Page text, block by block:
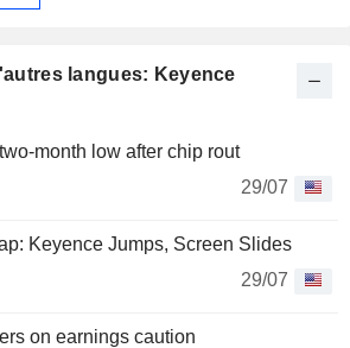
langues: Keyence
month low after chip rout
29/07
Keyence Jumps, Screen Slides
29/07
on earnings caution